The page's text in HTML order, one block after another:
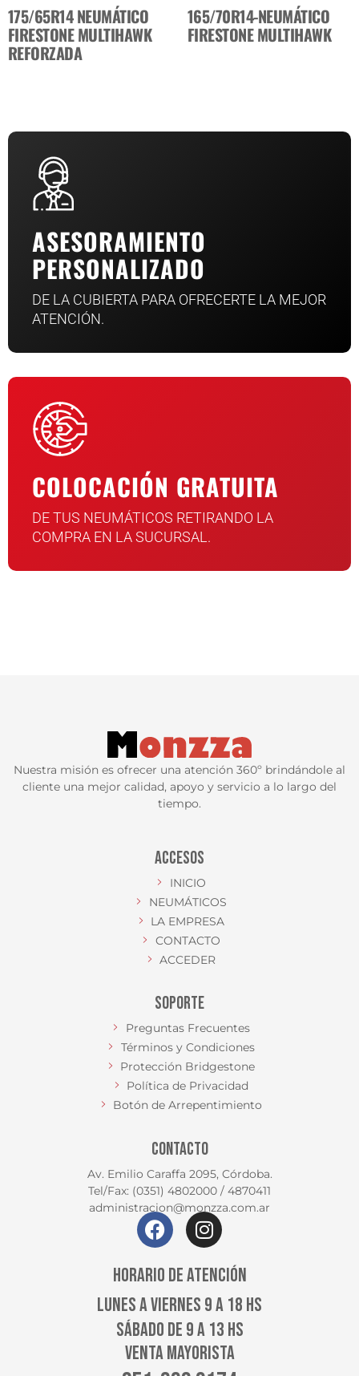
175/65R14 NEUMÁTICO
FIRESTONE MULTIHAWK
REFORZADA
165/70R14-NEUMÁTICO
FIRESTONE MULTIHAWK
ASESORAMIENTO
PERSONALIZADO
DE LA CUBIERTA PARA OFRECERTE LA MEJOR
ATENCIÓN.
COLOCACIÓN GRATUITA
DE TUS NEUMÁTICOS RETIRANDO LA
COMPRA EN LA SUCURSAL.
Nuestra misión es ofrecer una atención 360º brindándole al
cliente una mejor calidad, apoyo y servicio a lo largo del
tiempo.
ACCESOS
INICIO
NEUMÁTICOS
LA EMPRESA
CONTACTO
ACCEDER
SOPORTE
Preguntas Frecuentes
Términos y Condiciones
Protección Bridgestone
Política de Privacidad
Botón de Arrepentimiento
CONTACTO
Av. Emilio Caraffa 2095, Córdoba.
Tel/Fax: (0351) 4802000 / 4870411
administracion@monzza.com.ar
HORARIO DE ATENCIÓN
LUNES A VIERNES 9 A 18 HS
SÁBADO DE 9 A 13 HS
VENTA MAYORISTA